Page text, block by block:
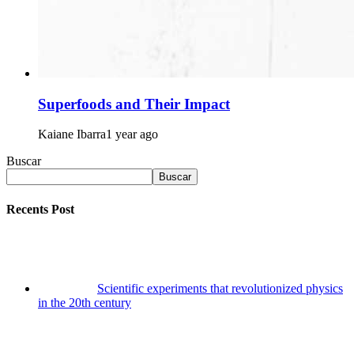
Superfoods and Their Impact
Kaiane Ibarra1 year ago
Buscar
Buscar
Recents Post
Scientific experiments that revolutionized physics
in the 20th century